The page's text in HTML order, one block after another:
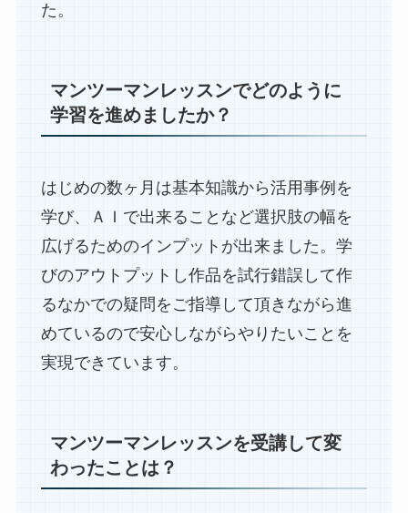
た。
マンツーマンレッスンでどのように
学習を進めましたか？
はじめの数ヶ月は基本知識から活用事例を
学び、ＡＩで出来ることなど選択肢の幅を
広げるためのインプットが出来ました。学
びのアウトプットし作品を試行錯誤して作
るなかでの疑問をご指導して頂きながら進
めているので安心しながらやりたいことを
実現できています。
マンツーマンレッスンを受講して変
わったことは？